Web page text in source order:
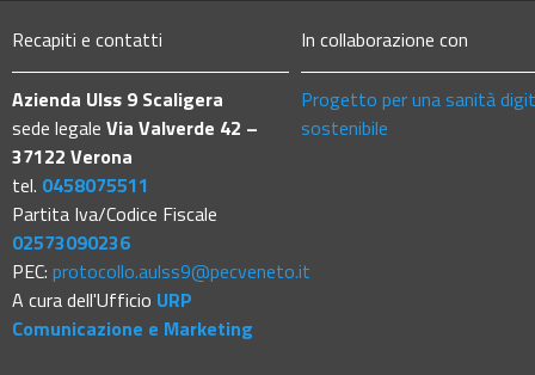
Recapiti e contatti
Azienda Ulss 9 Scaligera
sede legale Via Valverde 42 –
37122 Verona
tel. 0458075511
Partita Iva/Codice Fiscale
02573090236
PEC: protocollo.aulss9@pecveneto.it
A cura dell'Ufficio URP
Comunicazione e Marketing
In collaborazione con
Progetto per una sanità
sostenibile